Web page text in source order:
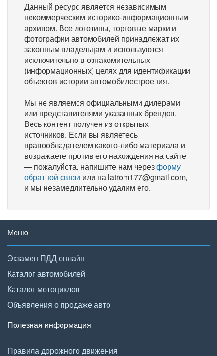
Данный ресурс является независимым
некоммерческим историко-информационным
архивом. Все логотипы, торговые марки и
фотографии автомобилей принадлежат их
законным владельцам и используются
исключительно в ознакомительных
(информационных) целях для идентификации
объектов истории автомобилестроения.
Мы не являемся официальными дилерами
или представителями указанных брендов.
Весь контент получен из открытых
источников. Если вы являетесь
правообладателем какого-либо материала и
возражаете против его нахождения на сайте
— пожалуйста, напишите нам черезформу
обратной связи или на latrom177@gmail.com,
и мы незамедлительно удалим его.
Меню
Экзамен ПДД онлайн
Каталог автомобилей
Каталог мотоциклов
Объявления о продаже авто
Полезная информация
Правила дорожного движения